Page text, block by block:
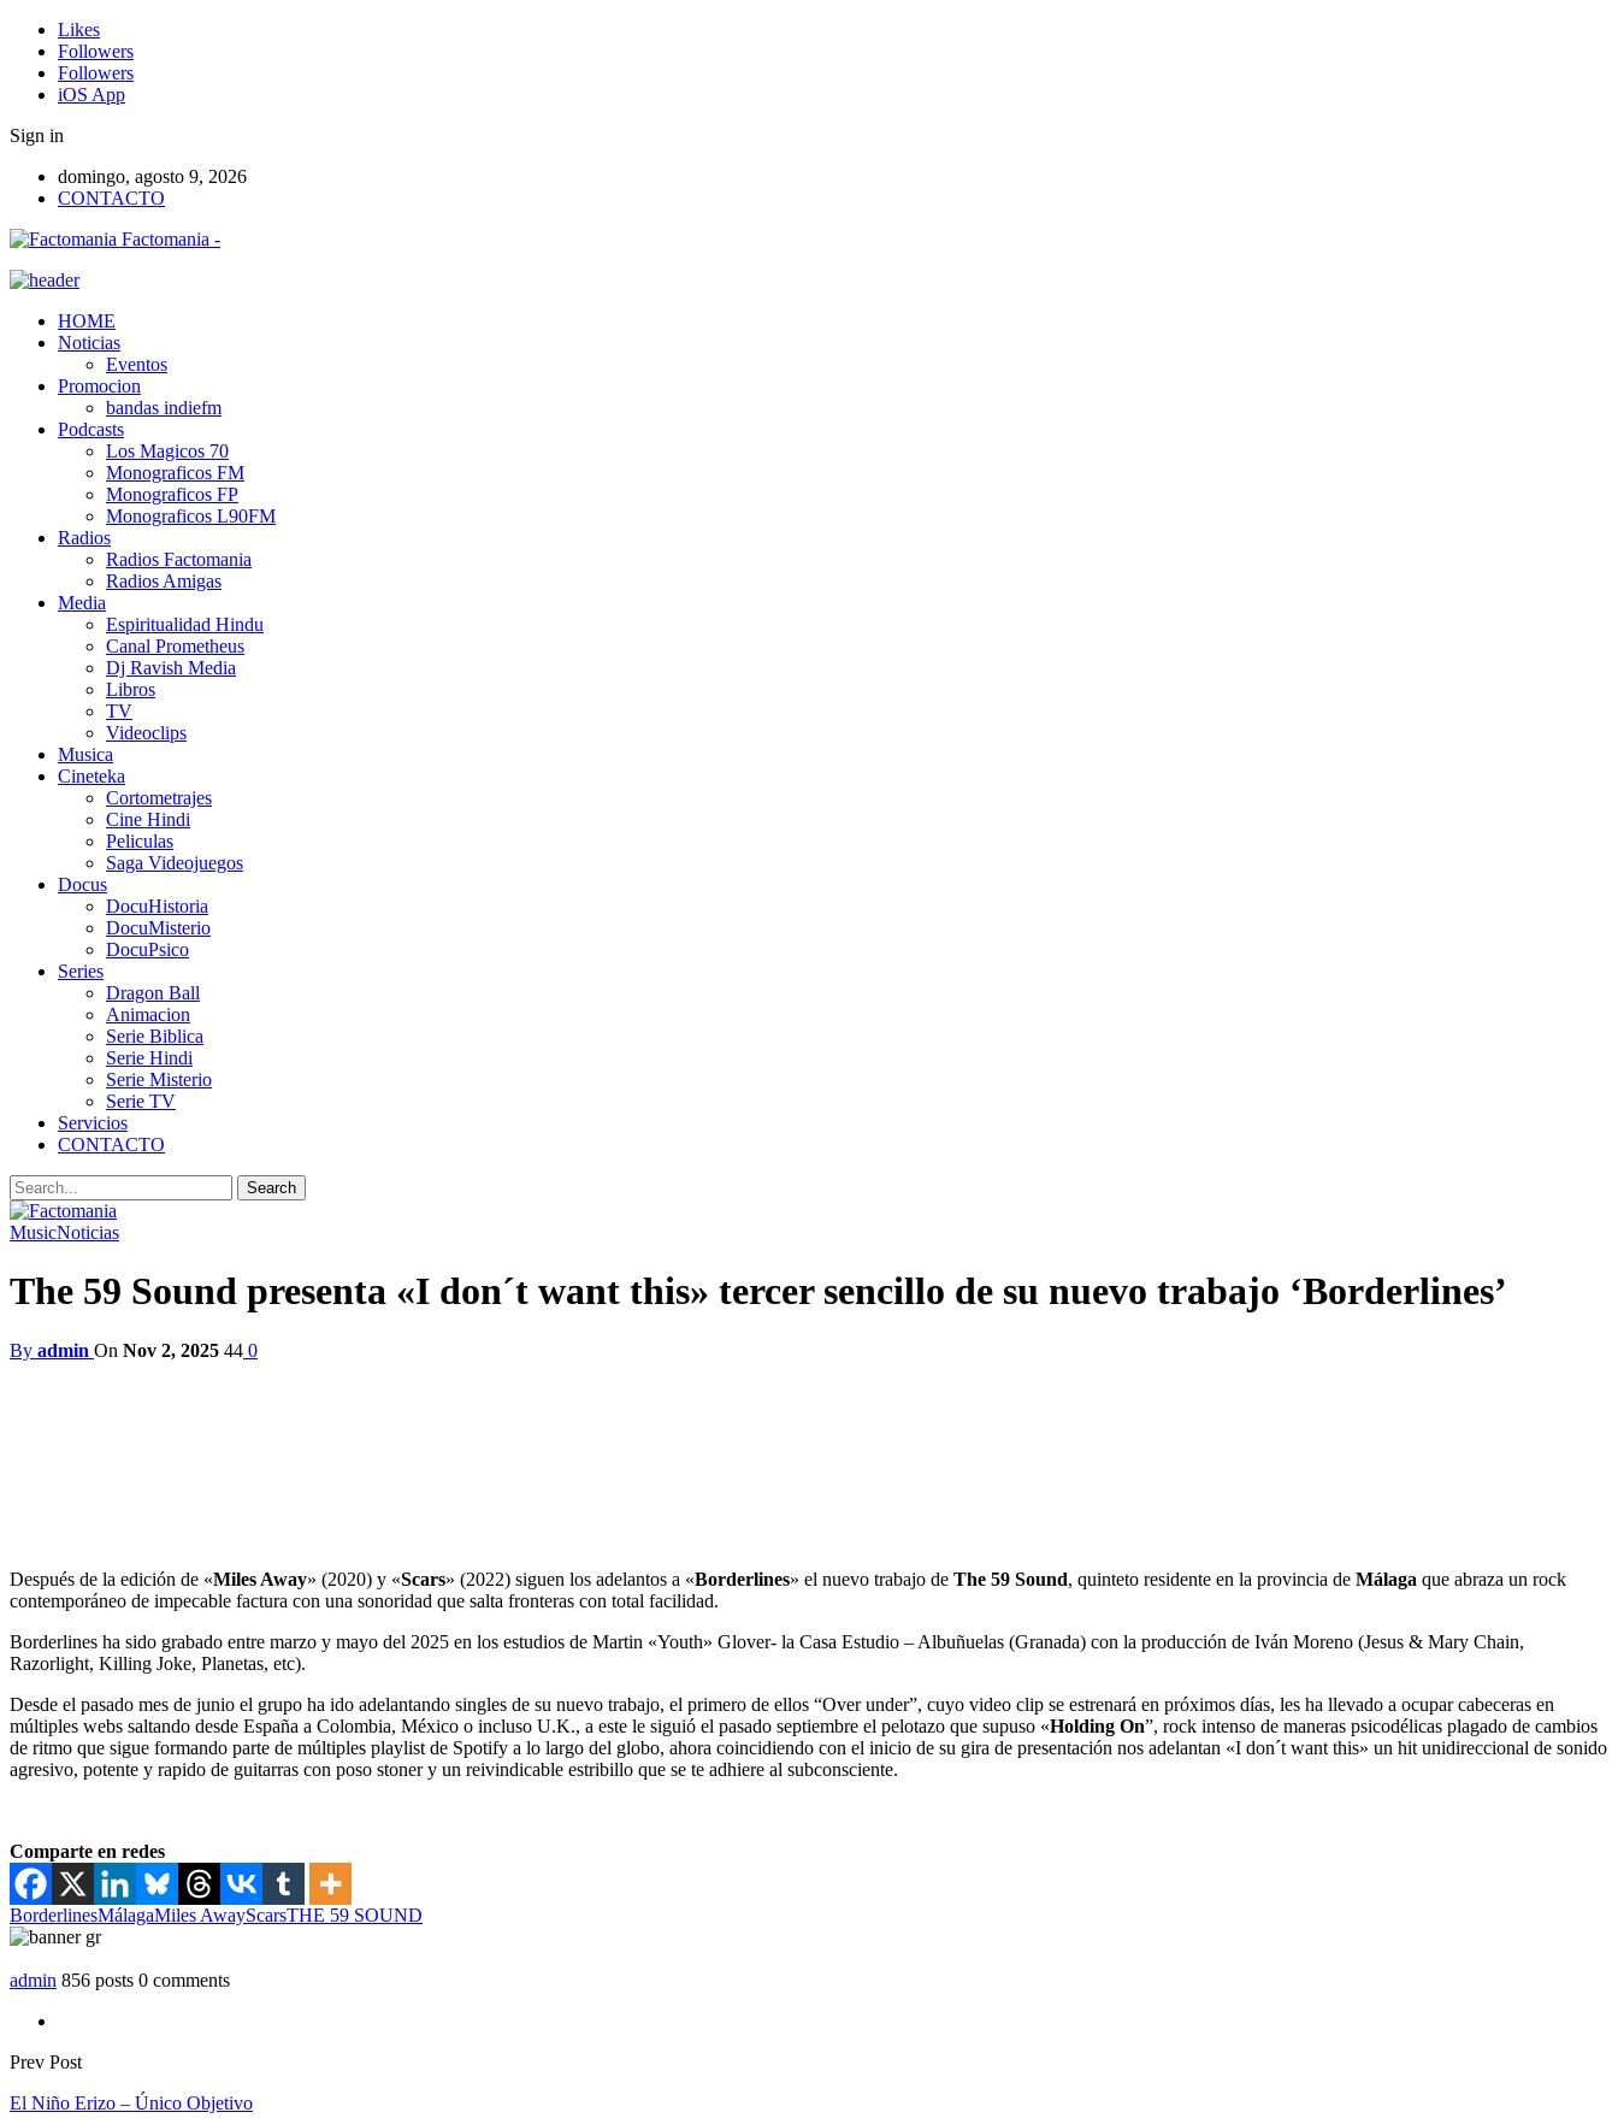
Likes
Followers
Followers
iOS App
Sign in
domingo, agosto 9, 2026
CONTACTO
Factomania -
HOME
Noticias
Eventos
Promocion
bandas indiefm
Podcasts
Los Magicos 70
Monograficos FM
Monograficos FP
Monograficos L90FM
Radios
Radios Factomania
Radios Amigas
Media
Espiritualidad Hindu
Canal Prometheus
Dj Ravish Media
Libros
TV
Videoclips
Musica
Cineteka
Cortometrajes
Cine Hindi
Peliculas
Saga Videojuegos
Docus
DocuHistoria
DocuMisterio
DocuPsico
Series
Dragon Ball
Animacion
Serie Biblica
Serie Hindi
Serie Misterio
Serie TV
Servicios
CONTACTO
MusicNoticias
The 59 Sound presenta «I don´t want this» tercer sencillo de su nuevo trabajo ‘Borderlines’
By admin On Nov 2, 2025 44 0
Después de la edición de «Miles Away» (2020) y «Scars» (2022) siguen los adelantos a «Borderlines» el nuevo trabajo de The 59 Sound, quinteto residente en la provincia de Málaga que abraza un rock
contemporáneo de impecable factura con una sonoridad que salta fronteras con total facilidad.
Borderlines ha sido grabado entre marzo y mayo del 2025 en los estudios de Martin «Youth» Glover- la Casa Estudio – Albuñuelas (Granada) con la producción de Iván Moreno (Jesus & Mary Chain,
Razorlight, Killing Joke, Planetas, etc).
Desde el pasado mes de junio el grupo ha ido adelantando singles de su nuevo trabajo, el primero de ellos “Over under”, cuyo video clip se estrenará en próximos días, les ha llevado a ocupar cabeceras en
múltiples webs saltando desde España a Colombia, México o incluso U.K., a este le siguió el pasado septiembre el pelotazo que supuso «Holding On”, rock intenso de maneras psicodélicas plagado de cambios
de ritmo que sigue formando parte de múltiples playlist de Spotify a lo largo del globo, ahora coincidiendo con el inicio de su gira de presentación nos adelantan «I don´t want this» un hit unidireccional de sonido
agresivo, potente y rapido de guitarras con poso stoner y un reivindicable estribillo que se te adhiere al subconsciente.
Comparte en redes
BorderlinesMálagaMiles AwayScarsTHE 59 SOUND
admin 856 posts 0 comments
Prev Post
El Niño Erizo – Único Objetivo